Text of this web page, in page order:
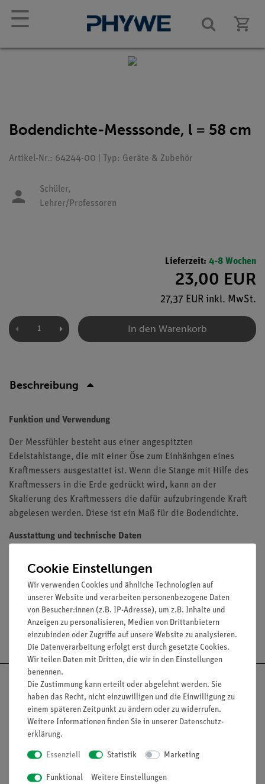
☰
Bodendichte-Messsonde, l = 58 cm
Artikel-Nr.: 64244-00 | Typ: Geräte & Zubehör
Schüler,
Lehrer/Professoren
Lieferzeit: 4-8 Wochen
23,00 EUR
27,37 EUR inkl. MwSt.
In den Warenkorb
Beschreibung
Funktion und Verwendung
Der Messfühler besteht aus einer angespitzten
Edelstahlstange, die mit einer Öse zum Einhänhgen eines
Kraftmessers ausgestattet ist. Wenn die Stange mit Hilfe des
Kraftmessers in die Erde gedrückt wird, kann an der
Skalierung des Kraftmessers die dafür aufzubringende Kraft
abgelesen werden. Diese ist ein Maß für die Bodendichte.
Ausstattung und technische Daten
Länge der Sonde: 58 mm
Versandkostenfrei ab 300,- €
Nach oben
Informationen
Cookie Einstellungen
Wir verwenden Cookies und ähnliche Technologien auf
unserer Website und verarbeiten personenbezogene Daten
von Besucher:innen (z.B. IP-Adresse), um z.B. Inhalte und
Anzeigen zu personalisieren, Medien von Drittanbietern
einzubinden oder Zugriffe auf unsere Website zu analysieren.
Die Datenverarbeitung erfolgt erst durch gesetzte Cookies.
Wir teilen Daten mit Dritten, die wir in den Einstellungen
benennen.
Die Zustimmung kann erteilt oder abgelehnt werden. Sie
haben das Recht, nicht einzuwilligen und die Einwilligung zu
einem späteren Zeitpunkt zu ändern oder zu widerrufen.
Weitere Informationen finden Sie in unserer Daten­schutz­
erklärung.
Essenziell Statistik Marketing
Funktional Weitere Einstellungen